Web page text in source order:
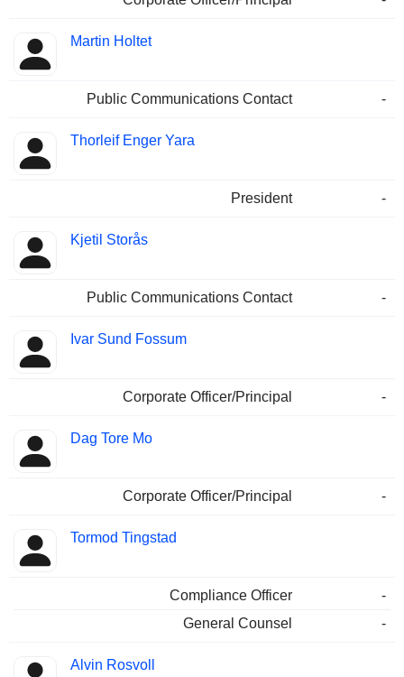
Martin Holtet
Public Communications Contact -
Thorleif Enger Yara
President -
Kjetil Storås
Public Communications Contact -
Ivar Sund Fossum
Corporate Officer/Principal -
Dag Tore Mo
Corporate Officer/Principal -
Tormod Tingstad
Compliance Officer
-
General Counsel
-
Alvin Rosvoll